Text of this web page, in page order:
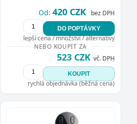
Od: 420 CZK bez DPH
DO POPTÁVKY
lepší cena / množství / alternativy
NEBO KOUPIT ZA
523 CZK vč. DPH
KOUPIT
rychlá objednávka (běžná cena)